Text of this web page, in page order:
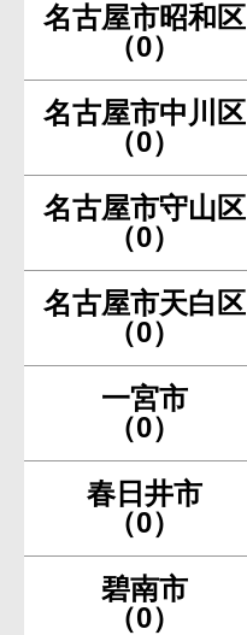
名古屋市昭和区
（0）
名古屋市中川区
（0）
名古屋市守山区
（0）
名古屋市天白区
（0）
一宮市
（0）
春日井市
（0）
碧南市
（0）